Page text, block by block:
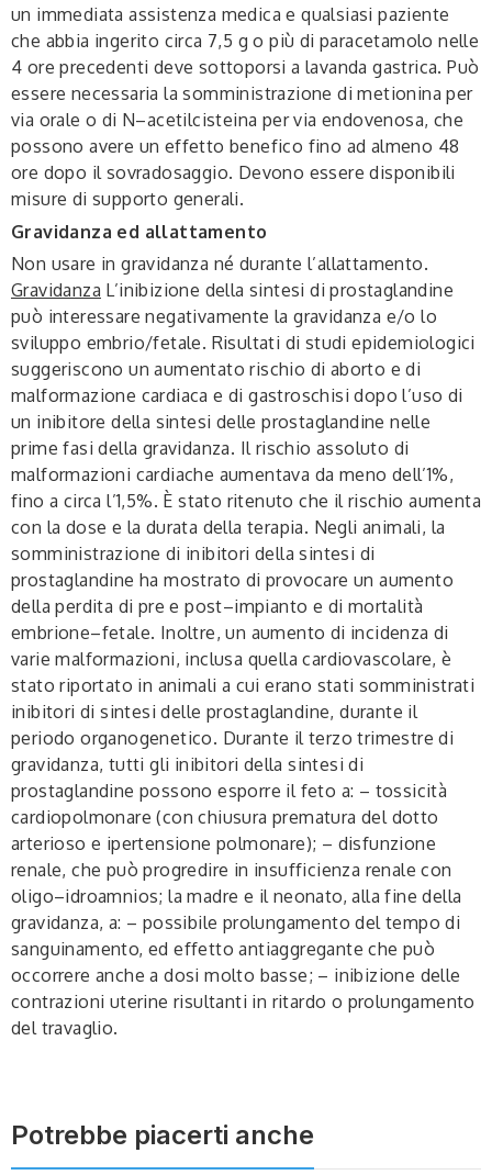
un immediata assistenza medica e qualsiasi paziente
che abbia ingerito circa 7,5 g o più di paracetamolo nelle
4 ore precedenti deve sottoporsi a lavanda gastrica. Può
essere necessaria la somministrazione di metionina per
via orale o di N–acetilcisteina per via endovenosa, che
possono avere un effetto benefico fino ad almeno 48
ore dopo il sovradosaggio. Devono essere disponibili
misure di supporto generali.
Gravidanza ed allattamento
Non usare in gravidanza né durante l’allattamento.
Gravidanza L’inibizione della sintesi di prostaglandine
può interessare negativamente la gravidanza e/o lo
sviluppo embrio/fetale. Risultati di studi epidemiologici
suggeriscono un aumentato rischio di aborto e di
malformazione cardiaca e di gastroschisi dopo l’uso di
un inibitore della sintesi delle prostaglandine nelle
prime fasi della gravidanza. Il rischio assoluto di
malformazioni cardiache aumentava da meno dell’1%,
fino a circa l’1,5%. È stato ritenuto che il rischio aumenta
con la dose e la durata della terapia. Negli animali, la
somministrazione di inibitori della sintesi di
prostaglandine ha mostrato di provocare un aumento
della perdita di pre e post–impianto e di mortalità
embrione–fetale. Inoltre, un aumento di incidenza di
varie malformazioni, inclusa quella cardiovascolare, è
stato riportato in animali a cui erano stati somministrati
inibitori di sintesi delle prostaglandine, durante il
periodo organogenetico. Durante il terzo trimestre di
gravidanza, tutti gli inibitori della sintesi di
prostaglandine possono esporre il feto a: – tossicità
cardiopolmonare (con chiusura prematura del dotto
arterioso e ipertensione polmonare); – disfunzione
renale, che può progredire in insufficienza renale con
oligo–idroamnios; la madre e il neonato, alla fine della
gravidanza, a: – possibile prolungamento del tempo di
sanguinamento, ed effetto antiaggregante che può
occorrere anche a dosi molto basse; – inibizione delle
contrazioni uterine risultanti in ritardo o prolungamento
del travaglio.
Potrebbe piacerti anche